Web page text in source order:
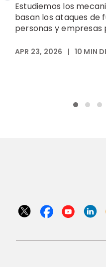
Estudiemos los
basan los ataques de
personas y empresas
APR 23, 2026 | 10 MIN